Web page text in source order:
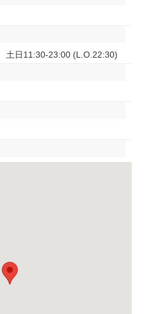
日11:30-23:00 (L.O.22:30)